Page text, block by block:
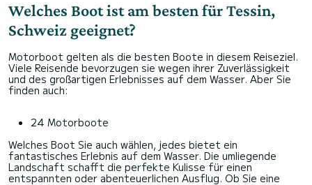
Welches Boot ist am besten für Tessin,
Schweiz geeignet?
Motorboot gelten als die besten Boote in diesem Reiseziel.
Viele Reisende bevorzugen sie wegen ihrer Zuverlässigkeit
und des großartigen Erlebnisses auf dem Wasser. Aber Sie
finden auch:
24 Motorboote
Welches Boot Sie auch wählen, jedes bietet ein
fantastisches Erlebnis auf dem Wasser. Die umliegende
Landschaft schafft die perfekte Kulisse für einen
entspannten oder abenteuerlichen Ausflug. Ob Sie eine